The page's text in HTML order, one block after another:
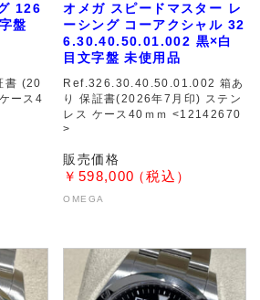
126
盤
書 (20
ース4
オメガ スピードマスター レ
ーシング コーアクシャル 32
6.30.40.50.01.002 黒×白
目文字盤 未使用品
Ref.326.30.40.50.01.002 箱あ
り 保証書(2026年7月印) ステン
レス ケース40ｍｍ <12142670
>
￥598,000
OMEGA